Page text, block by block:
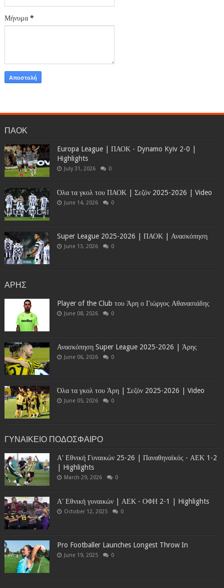
Μήνυμα *
ΠΑΟΚ
Europa League | ΠΑΟΚ - Dynamo Kyiv 2-0 |
Highlights
July 31, 2026 0
Όλα τα γκολ του ΠΑΟΚ | Σεζόν 2025-2026 | Video
June 14, 2026 0
Super League 2025-2026 | ΠΑΟΚ | Ανασκόπηση
June 13, 2026 0
ΑΡΗΣ
Player of the Club του Άρη ο Γιώργος Αθανασιάδης
June 08, 2026 0
Ανασκόπηση Super League 2025-2026 | Άρης
June 06, 2026 0
Όλα τα γκολ του Άρη | Σεζόν 2025-2026 | Video
June 05, 2026 0
ΓΥΝΑΙΚΕΙΟ ΠΟΔΟΣΦΑΙΡΟ
Α' Εθνική Γυναικών 25-26 | Παναθηναϊκός - ΑΕΚ 1-2
| Highlights
March 29, 2026 0
Α' Εθνική γυναικών | ΑΕΚ - ΟΦΗ 2-1 | Highlights
October 12, 2025 0
Pro Footballer Launches Longest Throw In
June 19, 2025 0